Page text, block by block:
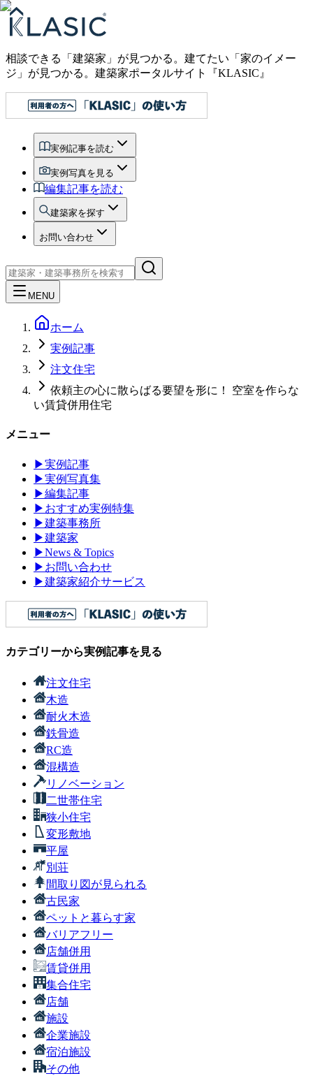
相談できる「建築家」が見つかる。建てたい「家のイメー
ジ」が見つかる。 建築家ポータルサイト『KLASIC』
実例記事を読む
実例写真を見る
編集記事を読む
建築家を探す
お問い合わせ
MENU
ホーム
実例記事
注文住宅
依頼主の心に散らばる要望を形に！ 空室を作らな
い賃貸併用住宅
メニュー
▶実例記事
▶実例写真集
▶編集記事
▶ おすすめ実例特集
▶建築事務所
▶建築家
▶News & Topics
▶ お問い合わせ
▶建築家紹介サービス
カテゴリーから実例記事を見る
注文住宅
木造
耐火木造
鉄骨造
RC造
混構造
リノベーション
二世帯住宅
狭小住宅
変形敷地
平屋
別荘
間取り図が見られる
古民家
ペットと暮らす家
バリアフリー
店舗併用
賃貸併用
集合住宅
店舗
施設
企業施設
宿泊施設
その他